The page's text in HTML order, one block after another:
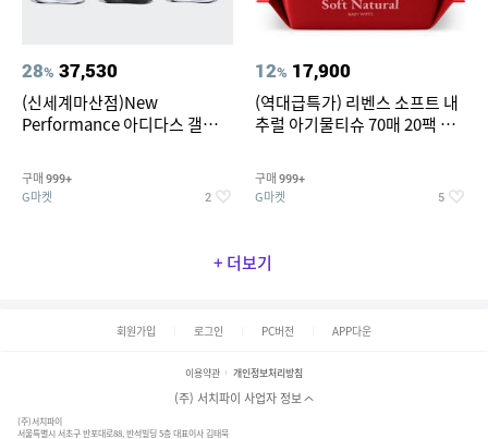
28% 37,530
(신세계마산점)New
Performance 아디다스 갤럭시
구매 999+
G마켓 2
12% 17,900
(역대급특가) 리벤스 소프트 내
추럴 아기물티슈 70매 20팩 캡
구매 999+
G마켓 5
+ 더보기
회원가입 로그인 PC버전 APP다운
이용약관 개인정보처리방침
(주) 서치파이 사업자 정보
(주)서치파이
서울특별시 서초구 반포대로88, 반석빌딩 5층 대표이사 김태묵